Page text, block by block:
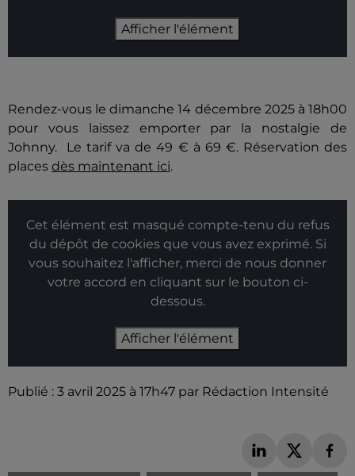
Afficher l'élément
Rendez-vous le dimanche 14 décembre 2025 à 18h00
pour vous laissez emporter par la nostalgie de
Johnny. Le tarif va de 49 € à 69 €. Réservation des
places dès maintenant ici.
Cet élément est masqué compte-tenu du refus
du dépôt de cookies que vous avez exprimé. Si
vous souhaitez l'afficher, merci de nous donner
votre accord en cliquant sur le bouton ci-
dessous.
Afficher l'élément
Publié : 3 avril 2025 à 17h47 par Rédaction Intensité